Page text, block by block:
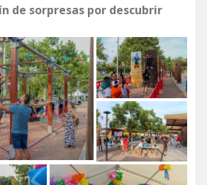
de sorpresas por descubrir